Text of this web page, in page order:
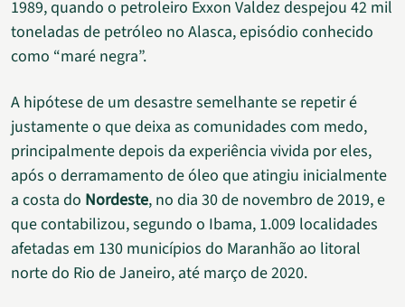
1989, quando o petroleiro Exxon Valdez despejou 42 mil
toneladas de petróleo no Alasca, episódio conhecido
como “maré negra”.
A hipótese de um desastre semelhante se repetir é
justamente o que deixa as comunidades com medo,
principalmente depois da experiência vivida por eles,
após o derramamento de óleo que atingiu inicialmente
a costa do Nordeste, no dia 30 de novembro de 2019, e
que contabilizou, segundo o Ibama, 1.009 localidades
afetadas em 130 municípios do Maranhão ao litoral
norte do Rio de Janeiro, até março de 2020.